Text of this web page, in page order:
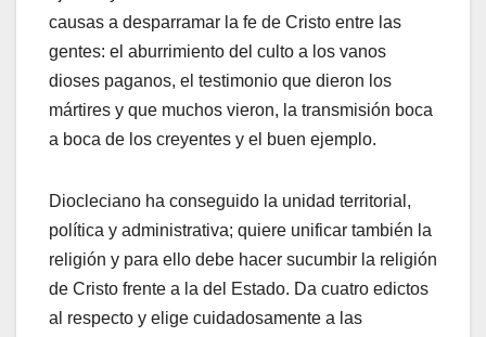
causas a desparramar la fe de Cristo entre las
gentes: el aburrimiento del culto a los vanos
dioses paganos, el testimonio que dieron los
mártires y que muchos vieron, la transmisión boca
a boca de los creyentes y el buen ejemplo.
Diocleciano ha conseguido la unidad territorial,
política y administrativa; quiere unificar también la
religión y para ello debe hacer sucumbir la religión
de Cristo frente a la del Estado. Da cuatro edictos
al respecto y elige cuidadosamente a las